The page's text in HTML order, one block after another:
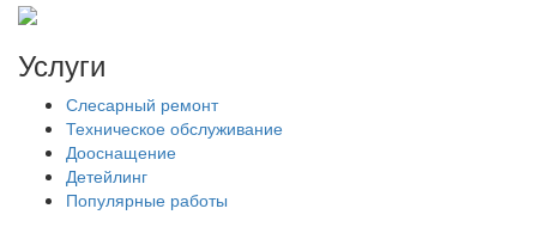
Услуги
Слесарный ремонт
Техническое обслуживание
Дооснащение
Детейлинг
Популярные работы